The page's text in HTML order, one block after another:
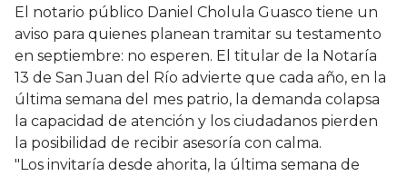
El notario público Daniel Cholula Guasco tiene un
aviso para quienes planean tramitar su testamento
en septiembre: no esperen. El titular de la Notaría
13 de San Juan del Río advierte que cada año, en la
última semana del mes patrio, la demanda colapsa
la capacidad de atención y los ciudadanos pierden
la posibilidad de recibir asesoría con calma.
"Los invitaría desde ahorita, la última semana de